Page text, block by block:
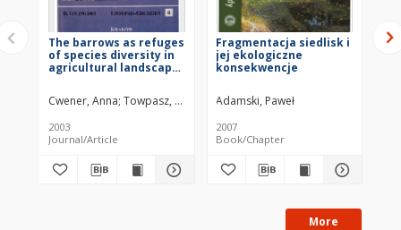
The barrows as refuges
of species diversity in
agricultural landscape
Cwener, Anna Towpasz, Krystyna
2003
Journal/Article
Fragmentacja siedlisk i
jej ekologiczne
konsekwencje
Adamski, Paweł
2007
Book/Chapter
More